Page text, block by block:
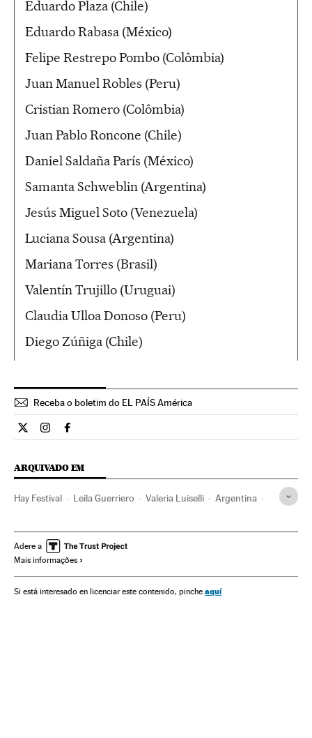
Eduardo Plaza (Chile)
Eduardo Rabasa (México)
Felipe Restrepo Pombo (Colômbia)
Juan Manuel Robles (Peru)
Cristian Romero (Colômbia)
Juan Pablo Roncone (Chile)
Daniel Saldaña París (México)
Samanta Schweblin (Argentina)
Jesús Miguel Soto (Venezuela)
Luciana Sousa (Argentina)
Mariana Torres (Brasil)
Valentín Trujillo (Uruguai)
Claudia Ulloa Donoso (Peru)
Diego Zúñiga (Chile)
Receba o boletim do EL PAÍS América
Cultura El País Brasil en Twitter
Cultura El País Brasil en Instagram
Cultura El País Brasil en Facebook
ARQUIVADO EM
Hay Festival Leila Guerriero Valeria Luiselli Argentina
Agenda cultural América do Norte
América Latina
Adere a
Mais informações
Si está interesado en licenciar este contenido, pinche aquí